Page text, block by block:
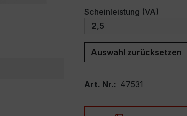
Scheinleistung (VA)
Auswahl zurücksetzen
Art. Nr.: 47531